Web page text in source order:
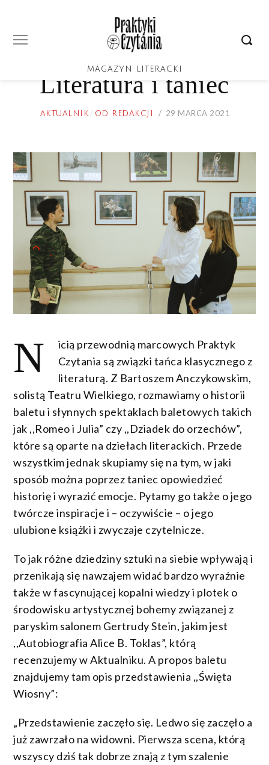
MAGAZYN LITERACKI
Literatura i taniec
AKTUALNIK/ OD REDAKCJI
POSTED
29 MARCA 2021
N
icią przewodnią marcowych Praktyk
Czytania są związki tańca klasycznego z
literaturą. Z Bartoszem Anczykowskim,
solistą Teatru Wielkiego, rozmawiamy o historii
baletu i słynnych spektaklach baletowych takich
jak ,,Romeo i Julia” czy ,,Dziadek do orzechów”,
które są oparte na dziełach literackich. Przede
wszystkim jednak skupiamy się na tym, w jaki
sposób można poprzez taniec opowiedzieć
historię i wyrazić emocje. Pytamy go także o jego
twórcze inspiracje i – oczywiście – o jego
ulubione książki i zwyczaje czytelnicze.
To jak różne dziedziny sztuki na siebie wpływają i
przenikają się nawzajem widać bardzo wyraźnie
także w fascynującej kopalni wiedzy i plotek o
środowisku artystycznej bohemy związanej z
paryskim salonem Gertrudy Stein, jakim jest
,,Autobiografia Alice B. Toklas”, którą
recenzujemy w Aktualniku. A propos baletu
znajdujemy tam opis przedstawienia ,,Święta
Wiosny”:
„Przedstawienie zaczęło się. Ledwo się zaczęło a
już zawrzało na widowni. Pierwsza scena, którą
wszyscy dziś tak dobrze znają z tym szalenie